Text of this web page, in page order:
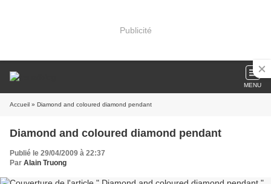
Publicité
MENU
Accueil » Diamond and coloured diamond pendant
Diamond and coloured diamond pendant
Publié le 29/04/2009 à 22:37
Par Alain Truong